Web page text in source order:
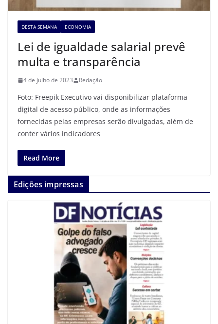
DESTA SEMANA ECONOMIA
Lei de igualdade salarial prevê
multa e transparência
4 de julho de 2023 Redação
Foto: Freepik Executivo vai disponibilizar plataforma
digital de acesso público, onde as informações
fornecidas pelas empresas serão divulgadas, além de
conter vários indicadores
Read More
Edições impressas